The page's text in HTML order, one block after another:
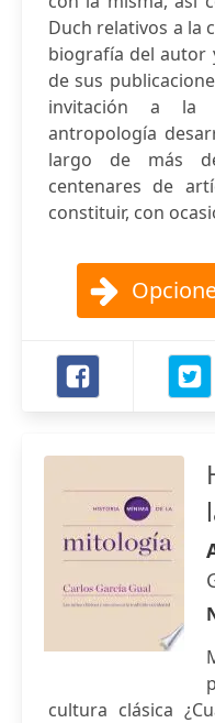
Duch relativos a la
biografía del autor
de sus
invitación a la
antropología
largo de más
centenares de
constituir, con
cultura clásica